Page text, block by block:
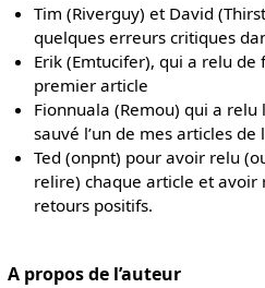
Tim (Riverguy) et David
quelques erreurs critiques
Erik (Emtucifer), qui a relu
premier article
Fionnuala (Remou) qui a relu
sauvé l’un de mes articles de
Ted (onpnt) pour avoir relu
relire) chaque article et
retours positifs.
A propos de l’auteur